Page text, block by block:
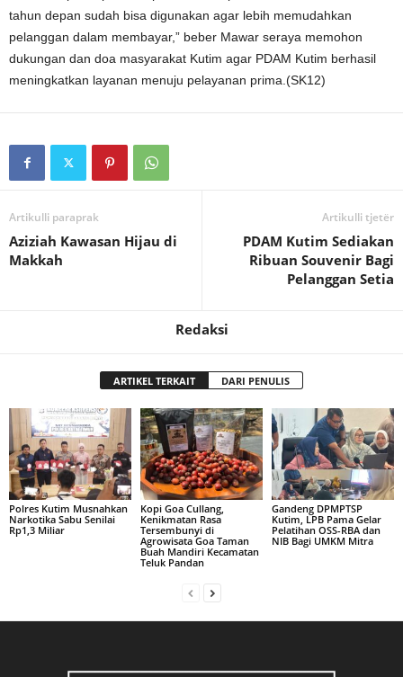
tahun depan sudah bisa digunakan agar lebih memudahkan
pelanggan dalam membayar,” beber Mawar seraya memohon
dukungan dan doa masyarakat Kutim agar PDAM Kutim berhasil
meningkatkan layanan menuju pelayanan prima.(SK12)
Artikulli paraprak
Aziziah Kawasan Hijau di
Makkah
Artikulli tjetër
PDAM Kutim Sediakan
Ribuan Souvenir Bagi
Pelanggan Setia
Redaksi
ARTIKEL TERKAIT DARI PENULIS
Polres Kutim Musnahkan
Narkotika Sabu Senilai
Rp1,3 Miliar
Kopi Goa Cullang,
Kenikmatan Rasa
Tersembunyi di
Agrowisata Goa Taman
Buah Mandiri Kecamatan
Teluk Pandan
Gandeng DPMPTSP
Kutim, LPB Pama Gelar
Pelatihan OSS-RBA dan
NIB Bagi UMKM Mitra